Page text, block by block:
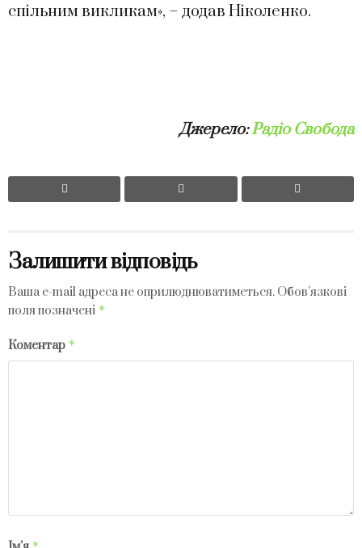
спільним викликам», – додав Ніколенко.
Джерело:Радіо Свобода
Залишити відповідь
Ваша e-mail адреса не оприлюднюватиметься. Обов’язкові
поля позначені *
Коментар *